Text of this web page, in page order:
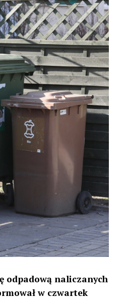
odpadową naliczanych
w czwartek